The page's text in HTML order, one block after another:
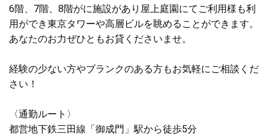
6階、7階、8階がに施設があり屋上庭園にてご利用様も利
用ができ東京タワーや高層ビルを眺めることができます。
あなたのお力ぜひともお貸くださいませ。
経験の少ない方やブランクのある方もお気軽にご相談くだ
さい！
〈通勤ルート〉
都営地下鉄三田線「御成門」駅から徒歩5分